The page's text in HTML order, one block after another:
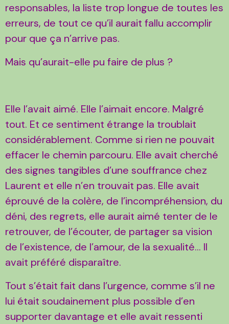
responsables, la liste trop longue de toutes les
erreurs, de tout ce qu’il aurait fallu accomplir
pour que ça n’arrive pas.
Mais qu’aurait-elle pu faire de plus ?
Elle l’avait aimé. Elle l’aimait encore. Malgré
tout. Et ce sentiment étrange la troublait
considérablement. Comme si rien ne pouvait
effacer le chemin parcouru. Elle avait cherché
des signes tangibles d’une souffrance chez
Laurent et elle n’en trouvait pas. Elle avait
éprouvé de la colère, de l’incompréhension, du
déni, des regrets, elle aurait aimé tenter de le
retrouver, de l’écouter, de partager sa vision
de l’existence, de l’amour, de la sexualité… Il
avait préféré disparaître.
Tout s’était fait dans l’urgence, comme s’il ne
lui était soudainement plus possible d’en
supporter davantage et elle avait ressenti